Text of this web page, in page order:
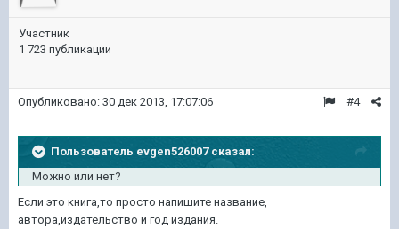
Участник
1 723 публикации
#4
Опубликовано: 30 дек 2013, 17:07:06
Пользователь evgen526007 сказал:
Можно или нет?
Если это книга,то просто напишите название,
автора,издательство и год издания.